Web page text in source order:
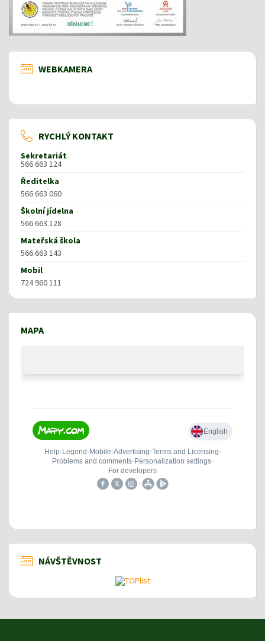
WEBKAMERA
RYCHLÝ KONTAKT
Sekretariát
566 663 124
Ředitelka
566 663 060
Školní jídelna
566 663 128
Mateřská škola
566 663 143
Mobil
724 960 111
MAPA
NÁVŠTĚVNOST